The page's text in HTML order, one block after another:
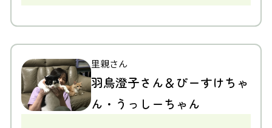
里親さん
羽鳥澄子さん＆ぴーすけちゃ
ん・うっしーちゃん